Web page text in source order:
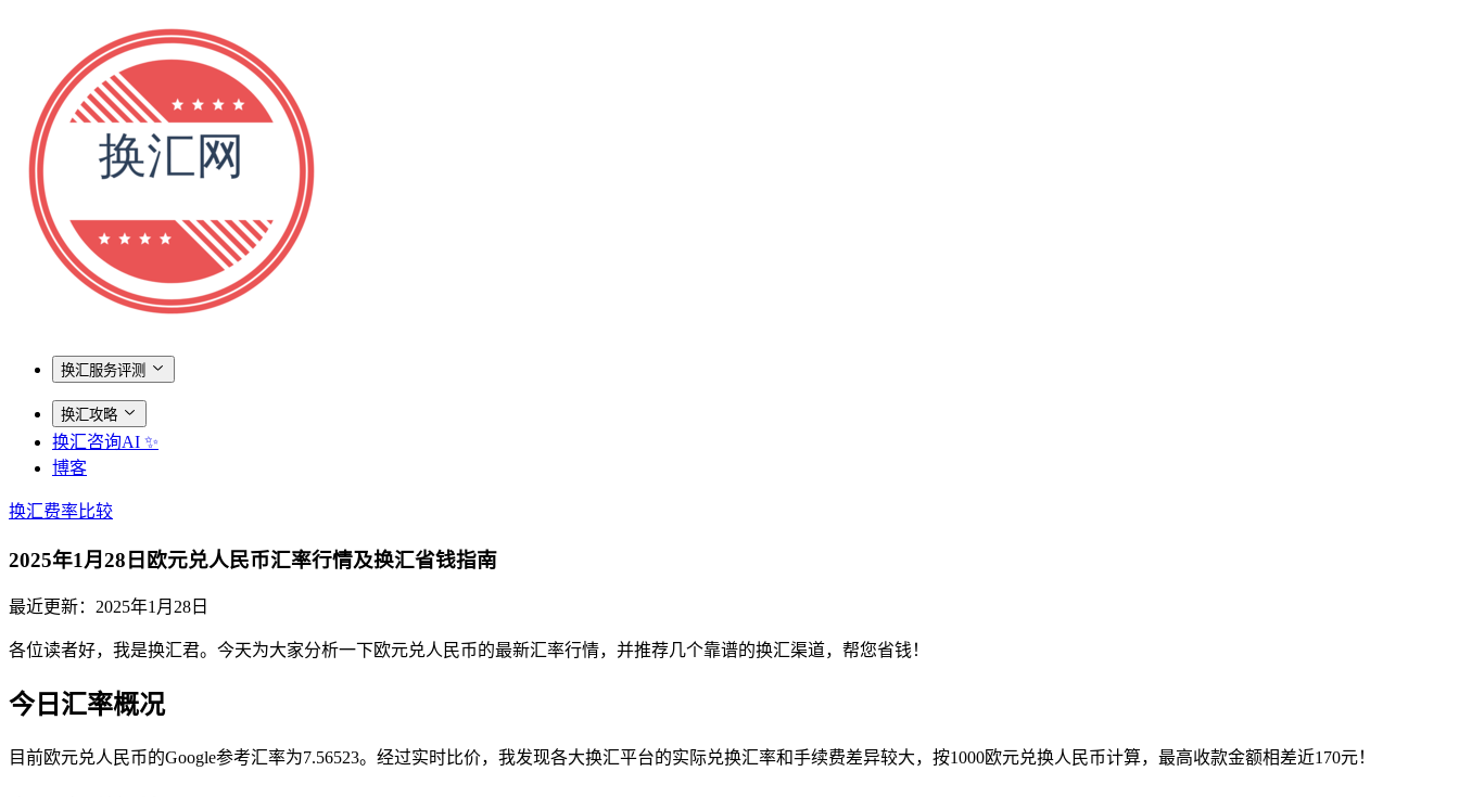
换汇服务评测
换汇攻略
换汇咨询AI ✨
博客
换汇费率比较
2025年1月28日欧元兑人民币汇率行情及换汇省钱指南
最近更新： 2025年1月28日
各位读者好，我是换汇君。今天为大家分析一下欧元兑人民币的最新汇率行情，并推荐几个靠谱的换汇渠道，帮您省钱！
今日汇率概况
目前欧元兑人民币的Google参考汇率为7.56523。经过实时比价，我发现各大换汇平台的实际兑换汇率和手续费差异较大，按1000欧元兑换人民币计算，最高收款金额相差近170元！